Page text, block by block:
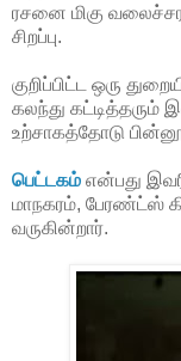
ரசனை மிகு
சிறப்பு.
குறிப்பிட்ட ஒரு
கலந்து கட்டித்தரும்
உற்சாகத்தோடு
பெட்டகம் என்பது
மாநகரம், பேரண்ட்ஸ்
வருகின்றார்.